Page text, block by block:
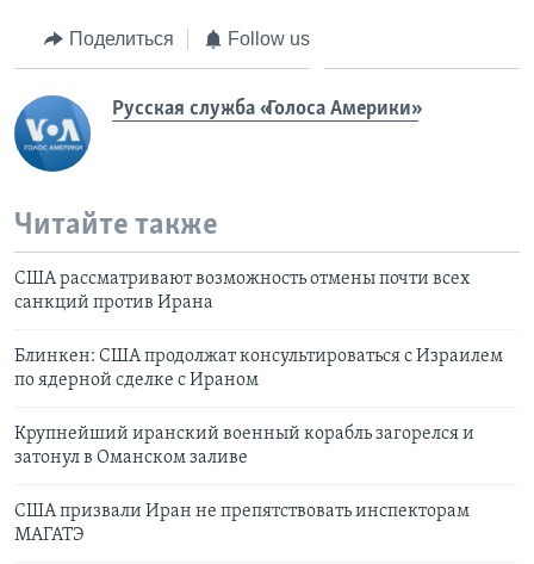
Поделиться Follow us
Русская служба «Голоса Америки»
Читайте также
США рассматривают возможность отмены почти всех
санкций против Ирана
Блинкен: США продолжат консультироваться с Израилем
по ядерной сделке с Ираном
Крупнейший иранский военный корабль загорелся и
затонул в Оманском заливе
США призвали Иран не препятствовать инспекторам
МАГАТЭ